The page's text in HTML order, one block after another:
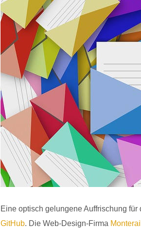
Eine optisch gelungene Auffrischung
GitHub. Die Web-Design-Firma Monterail